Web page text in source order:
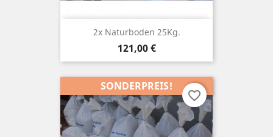
2x Naturboden 25Kg.
Preis
121,00 €
SONDERPREIS!
favorite_border